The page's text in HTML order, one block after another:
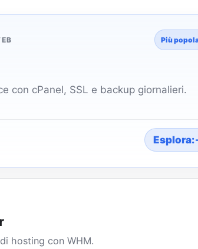
Più
con cPanel, SSL e backup giornalieri.
Esplora:
hosting con WHM.